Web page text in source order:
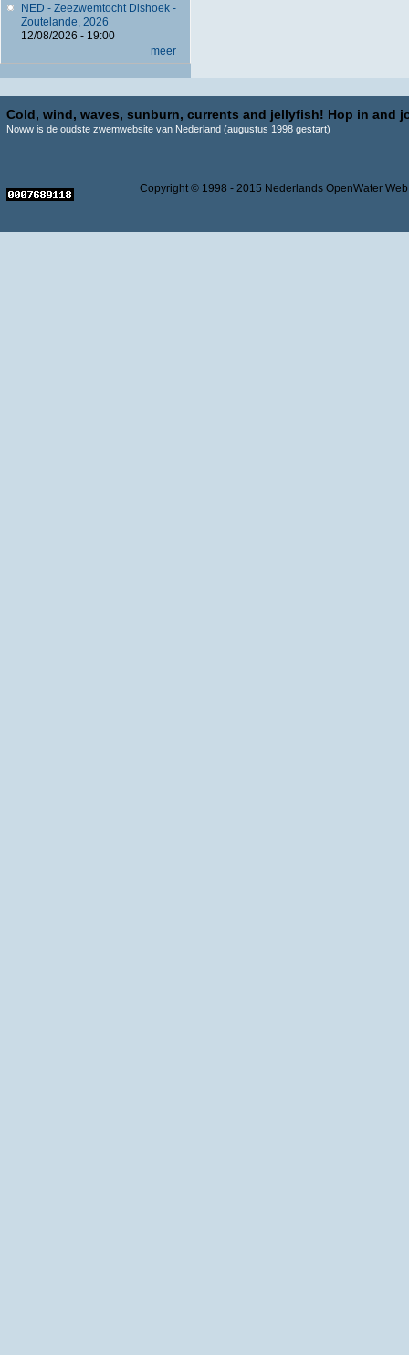
NED - Zeezwemtocht Dishoek -
Zoutelande, 2026
12/08/2026 - 19:00
meer
Cold, wind, waves, sunburn, currents and jellyfish! Hop in and
Noww is de oudste zwemwebsite van Nederland (augustus 1998 gestart)
Copyright © 1998 - 2015 Nederlands OpenWater